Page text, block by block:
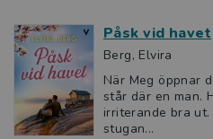
Påsk vid havet
Berg, Elvira
När Meg öppnar
står där en man.
irriterande bra
stugan...